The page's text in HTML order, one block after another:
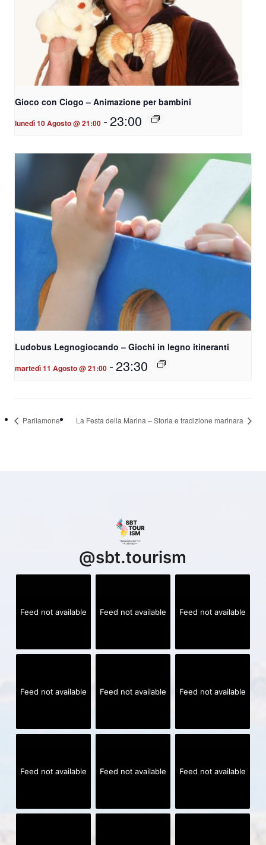
Gioco con Ciogo – Animazione per bambini
lunedì 10 Agosto @ 21:00 -23:00
Ludobus Legnogiocando – Giochi in legno itineranti
martedì 11 Agosto @ 21:00 -23:30
Parliamone! La Festa della Marina – Storia e tradizione marinara
@sbt.tourism
Feed not available Feed not available Feed not available
Feed not available Feed not available Feed not available
Feed not available Feed not available Feed not available